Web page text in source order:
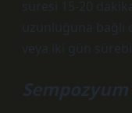
süresi 15-20
uzunluğuna
veya iki gün